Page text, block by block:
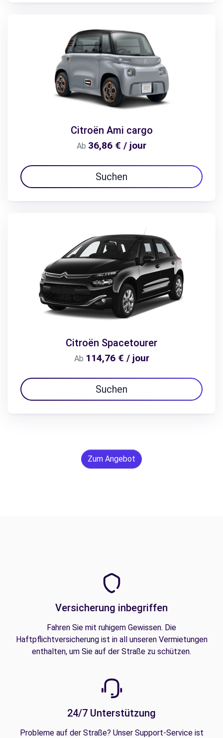
Citroën Ami cargo
Ab 36,86 € / jour
Suchen
Citroën Spacetourer
Ab 114,76 € / jour
Suchen
Zum Angebot
Versicherung inbegriffen
Fahren Sie mit ruhigem Gewissen. Die
Haftpflichtversicherung ist in all unseren Vermietungen
enthalten, um Sie auf der Straße zu schützen.
24/7 Unterstützung
Probleme auf der Straße? Unser Support-Service ist